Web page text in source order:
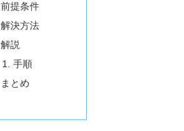
前提条件
解決方法
解説
手順
まとめ